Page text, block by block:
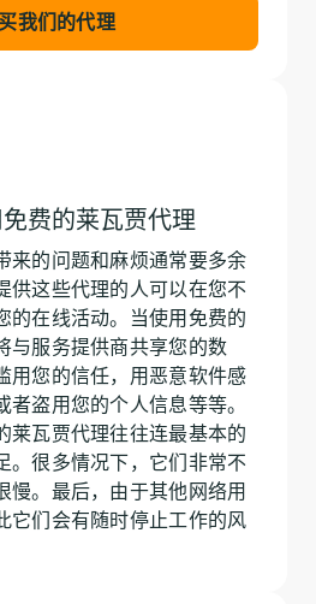
我们的代理
费的莱瓦贾代理
来的问题和麻烦通常要多余
供这些代理的人可以在您不
的在线活动。当使用免费的
与服务提供商共享您的数
用您的信任，用恶意软件感
盗用您的个人信息等等。
莱瓦贾代理往往连最基本的
。很多情况下，它们非常不
慢。最后，由于其他网络用
它们会有随时停止工作的风